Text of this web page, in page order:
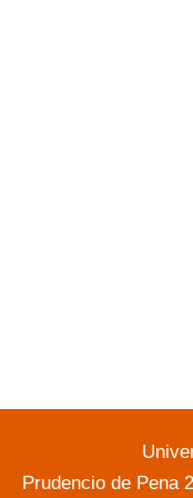
Prudencio de Pena